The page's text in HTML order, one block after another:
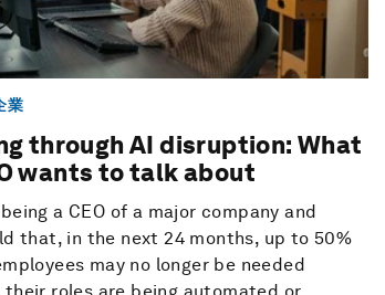
業
through AI disruption: What
wants to talk about
being a CEO of a major company and
that, in the next 24 months, up to 50%
may no longer be needed